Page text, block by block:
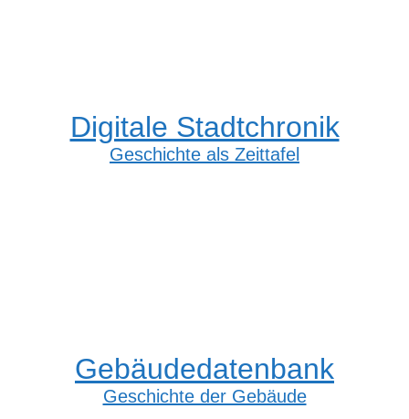
Digitale Stadtchronik
Geschichte als Zeittafel
Gebäudedatenbank
Geschichte der Gebäude